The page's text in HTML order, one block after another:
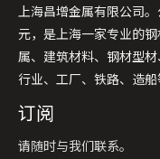
上海昌增金属有限公司
元，是上海一家专业的
属、建筑材料、钢材型
行业、工厂、铁路、造船
订阅
请随时与我们联系。